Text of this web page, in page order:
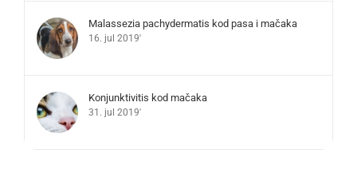
Malassezia pachydermatis kod pasa i mačaka
16. jul 2019'
Konjunktivitis kod mačaka
31. jul 2019'